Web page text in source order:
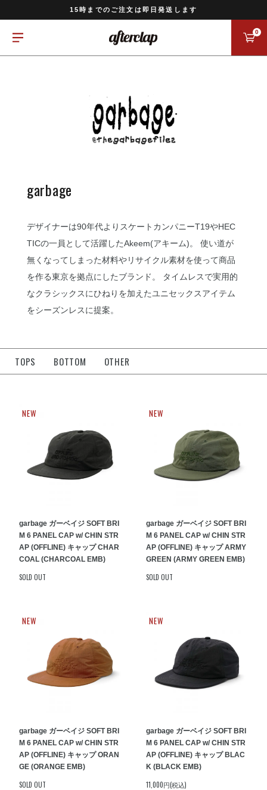
15時までのご注文は即日発送します
0
garbage
デザイナーは90年代よりスケートカンパニーT19やHEC
TICの一員として活躍したAkeem(アキーム)。 使い道が
無くなってしまった材料やリサイクル素材を使って商品
を作る東京を拠点にしたブランド。 タイムレスで実用的
なクラシックスにひねりを加えたユニセックスアイテム
をシーズンレスに提案。
TOPS BOTTOM OTHER
NEW
garbage ガーベイジ SOFT BRI
M 6 PANEL CAP w/ CHIN STR
AP (OFFLINE) キャップ CHAR
COAL (CHARCOAL EMB)
SOLD OUT
NEW
garbage ガーベイジ SOFT BRI
M 6 PANEL CAP w/ CHIN STR
AP (OFFLINE) キャップ ARMY
GREEN (ARMY GREEN EMB)
SOLD OUT
NEW
garbage ガーベイジ SOFT BRI
M 6 PANEL CAP w/ CHIN STR
AP (OFFLINE) キャップ ORAN
GE (ORANGE EMB)
SOLD OUT
NEW
garbage ガーベイジ SOFT BRI
M 6 PANEL CAP w/ CHIN STR
AP (OFFLINE) キャップ BLAC
K (BLACK EMB)
11,000円(税込)